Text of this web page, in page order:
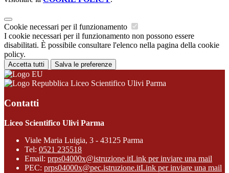
Cookie necessari per il funzionamento
I cookie necessari per il funzionamento non possono essere
disabilitati. È possibile consultare l'elenco nella pagina della cookie
policy.
Accetta tutti Salva le preferenze
Liceo Scientifico Ulivi Parma
Contatti
Liceo Scientifico Ulivi Parma
Viale Maria Luigia, 3 - 43125 Parma
Tel: 0521 235518
Email: prps04000x@istruzione.itLink per inviare una mail
PEC: prps04000x@pec.istruzione.itLink per inviare una mail